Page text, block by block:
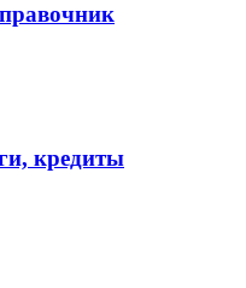
кредиты